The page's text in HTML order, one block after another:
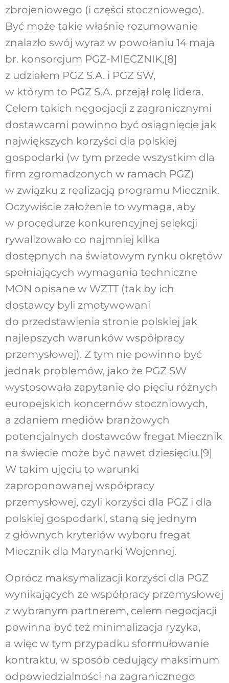
zbrojeniowego (i części stoczniowego).
Być może takie właśnie rozumowanie
znalazło swój wyraz w powołaniu 14 maja
br. konsorcjum PGZ-MIECZNIK,[8]
z udziałem PGZ S.A. i PGZ SW,
w którym to PGZ S.A. przejął rolę lidera.
Celem takich negocjacji z zagranicznymi
dostawcami powinno być osiągnięcie jak
największych korzyści dla polskiej
gospodarki (w tym przede wszystkim dla
firm zgromadzonych w ramach PGZ)
w związku z realizacją programu Miecznik.
Oczywiście założenie to wymaga, aby
w procedurze konkurencyjnej selekcji
rywalizowało co najmniej kilka
dostępnych na światowym rynku okrętów
spełniających wymagania techniczne
MON opisane w WZTT (tak by ich
dostawcy byli zmotywowani
do przedstawienia stronie polskiej jak
najlepszych warunków współpracy
przemysłowej). Z tym nie powinno być
jednak problemów, jako że PGZ SW
wystosowała zapytanie do pięciu różnych
europejskich koncernów stoczniowych,
a zdaniem mediów branżowych
potencjalnych dostawców fregat Miecznik
na świecie może być nawet dziesięciu.[9]
W takim ujęciu to warunki
zaproponowanej współpracy
przemysłowej, czyli korzyści dla PGZ i dla
polskiej gospodarki, staną się jednym
z głównych kryteriów wyboru fregat
Miecznik dla Marynarki Wojennej.
Oprócz maksymalizacji korzyści dla PGZ
wynikających ze współpracy przemysłowej
z wybranym partnerem, celem negocjacji
powinna być też minimalizacja ryzyka,
a więc w tym przypadku sformułowanie
kontraktu, w sposób cedujący maksimum
odpowiedzialności na zagranicznego